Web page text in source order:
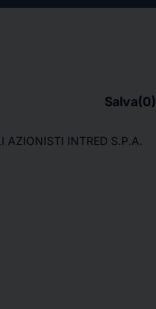
Salva(0)
AZIONISTI INTRED S.P.A.